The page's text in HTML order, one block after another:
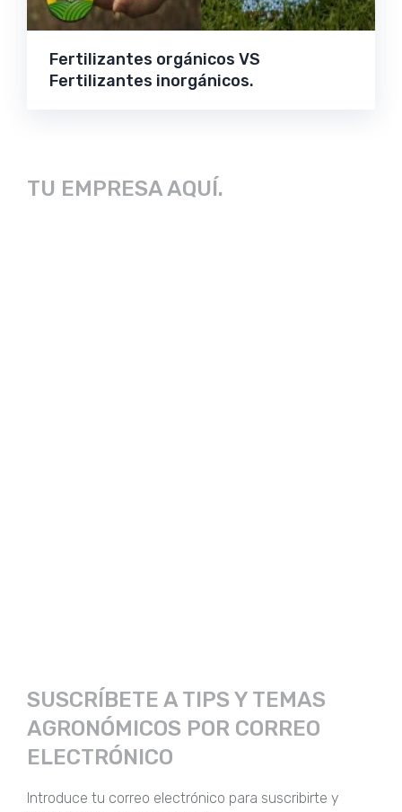
Fertilizantes orgánicos VS
Fertilizantes inorgánicos.
TU EMPRESA AQUÍ.
SUSCRÍBETE A TIPS Y TEMAS
AGRONÓMICOS POR CORREO
ELECTRÓNICO
Introduce tu correo electrónico para suscribirte y